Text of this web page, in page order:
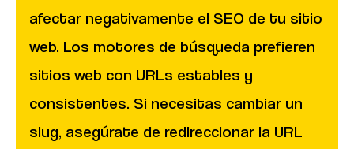
afectar negativamente el SEO de tu sitio
web. Los motores de búsqueda prefieren
sitios web con URLs estables y
consistentes. Si necesitas cambiar un
slug, asegúrate de redireccionar la URL